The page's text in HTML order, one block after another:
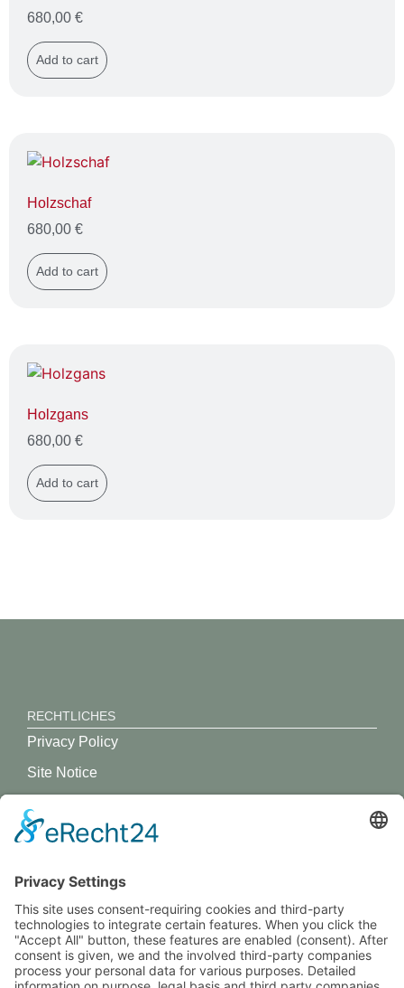
680,00 €
Add to cart
Holzschaf
680,00 €
Add to cart
Holzgans
680,00 €
Add to cart
RECHTLICHES
Privacy Policy
Site Notice
GREVY ANGEBOT
BENUTZERANMELDUNG